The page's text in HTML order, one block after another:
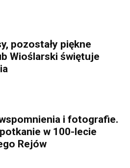
pozostały piękne
Wioślarski świętuje
i fotografie.
w 100-lecie
Rejów